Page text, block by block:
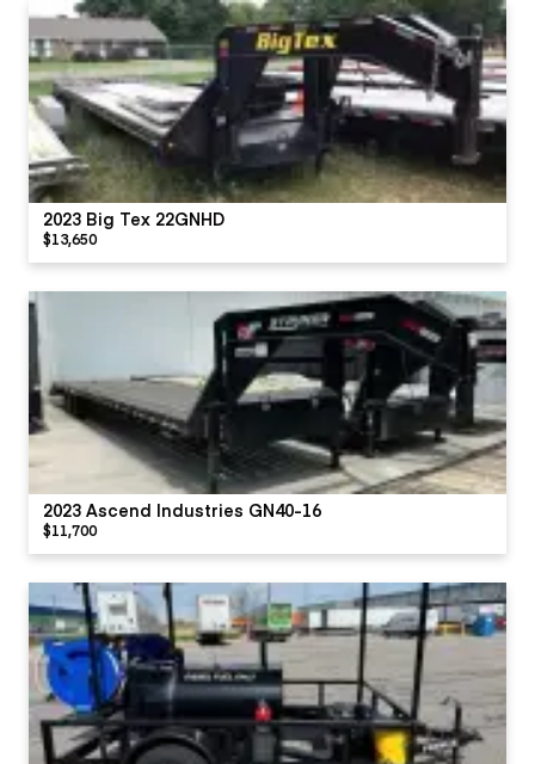
2023 Big Tex 22GNHD
$13,650
2023 Ascend Industries GN40-16
$11,700